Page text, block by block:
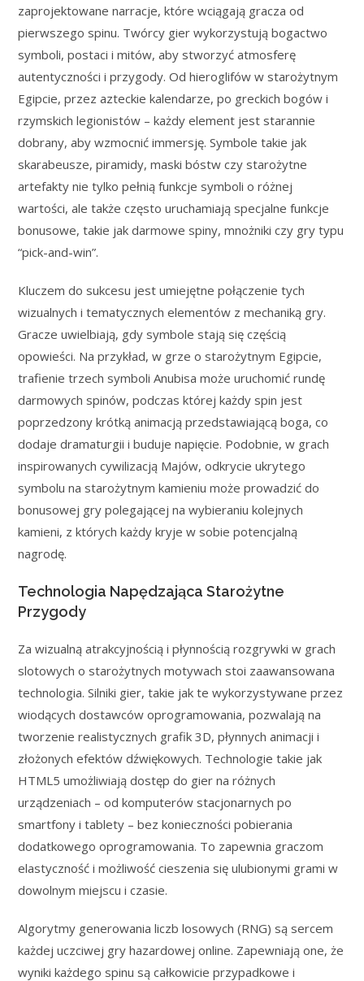
zaprojektowane narracje, które wciągają gracza od
pierwszego spinu. Twórcy gier wykorzystują bogactwo
symboli, postaci i mitów, aby stworzyć atmosferę
autentyczności i przygody. Od hieroglifów w starożytnym
Egipcie, przez azteckie kalendarze, po greckich bogów i
rzymskich legionistów – każdy element jest starannie
dobrany, aby wzmocnić immersję. Symbole takie jak
skarabeusze, piramidy, maski bóstw czy starożytne
artefakty nie tylko pełnią funkcje symboli o różnej
wartości, ale także często uruchamiają specjalne funkcje
bonusowe, takie jak darmowe spiny, mnożniki czy gry typu
“pick-and-win”.
Kluczem do sukcesu jest umiejętne połączenie tych
wizualnych i tematycznych elementów z mechaniką gry.
Gracze uwielbiają, gdy symbole stają się częścią
opowieści. Na przykład, w grze o starożytnym Egipcie,
trafienie trzech symboli Anubisa może uruchomić rundę
darmowych spinów, podczas której każdy spin jest
poprzedzony krótką animacją przedstawiającą boga, co
dodaje dramaturgii i buduje napięcie. Podobnie, w grach
inspirowanych cywilizacją Majów, odkrycie ukrytego
symbolu na starożytnym kamieniu może prowadzić do
bonusowej gry polegającej na wybieraniu kolejnych
kamieni, z których każdy kryje w sobie potencjalną
nagrodę.
Technologia Napędzająca Starożytne
Przygody
Za wizualną atrakcyjnością i płynnością rozgrywki w grach
slotowych o starożytnych motywach stoi zaawansowana
technologia. Silniki gier, takie jak te wykorzystywane przez
wiodących dostawców oprogramowania, pozwalają na
tworzenie realistycznych grafik 3D, płynnych animacji i
złożonych efektów dźwiękowych. Technologie takie jak
HTML5 umożliwiają dostęp do gier na różnych
urządzeniach – od komputerów stacjonarnych po
smartfony i tablety – bez konieczności pobierania
dodatkowego oprogramowania. To zapewnia graczom
elastyczność i możliwość cieszenia się ulubionymi grami w
dowolnym miejscu i czasie.
Algorytmy generowania liczb losowych (RNG) są sercem
każdej uczciwej gry hazardowej online. Zapewniają one, że
wyniki każdego spinu są całkowicie przypadkowe i